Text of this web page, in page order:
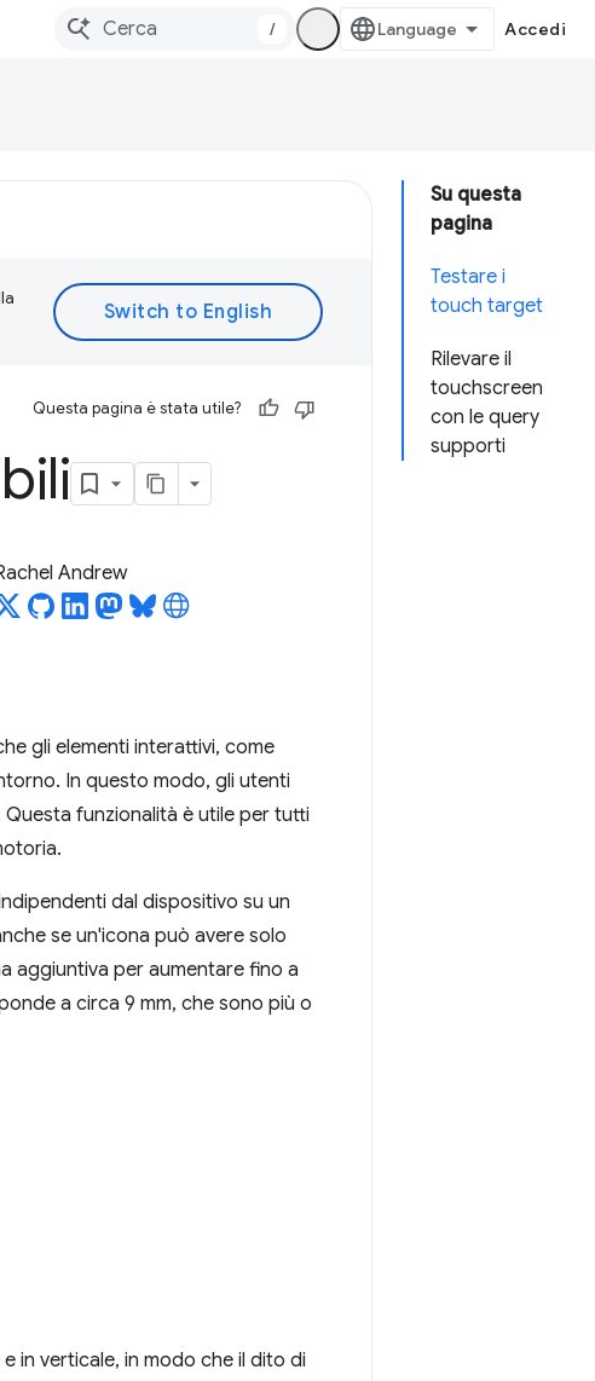
/ Accedi
Su questa
pagina
Testare i
touch target
Rilevare il
touchscreen
con le query
supporti
Questa pagina è stata utile?
Andrew
gli elementi interattivi, come
In questo modo, gli utenti
funzionalità è utile per tutti
dal dispositivo su un
se un'icona può avere solo
aggiuntiva per aumentare fino a
a circa 9 mm, che sono più o
in verticale, in modo che il dito di